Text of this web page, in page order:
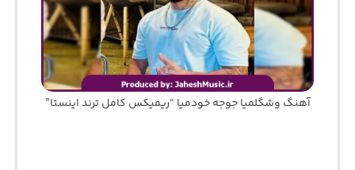
آهنگ وشگلمیا جوجه خودمیا “ریمیکس کامل ترند اینستا”